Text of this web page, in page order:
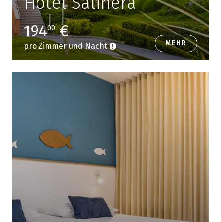
19400€
pro Zimmer und Nacht MEHR